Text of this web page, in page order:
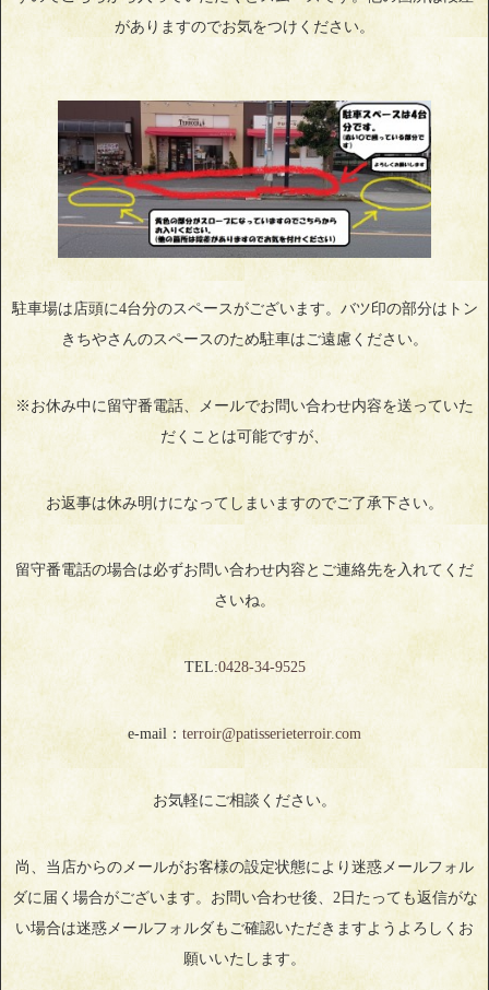
がありますのでお気をつけください。
駐車場は店頭に4台分のスペースがございます。バツ印の部分はトン
きちやさんのスペースのため駐車はご遠慮ください。
※お休み中に留守番電話、メールでお問い合わせ内容を送っていた
だくことは可能ですが、
お返事は休み明けになってしまいますのでご了承下さい。
留守番電話の場合は必ずお問い合わせ内容とご連絡先を入れてくだ
さいね。
TEL:0428‐34‐9525
e-mail： terroir@patisserieterroir.com
お気軽にご相談ください。
尚、当店からのメールがお客様の設定状態により迷惑メールフォル
ダに届く場合がございます。お問い合わせ後、2日たっても返信がな
い場合は迷惑メールフォルダもご確認いただきますようよろしくお
願いいたします。